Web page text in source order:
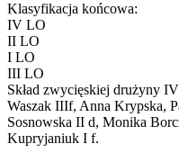
Klasyfikacja końcowa:
IV LO
II LO
I LO
III LO
Skład zwycięskiej drużyny
Waszak IIIf, Anna Krypska,
Sosnowska II d, Monika
Kupryjaniuk I f.